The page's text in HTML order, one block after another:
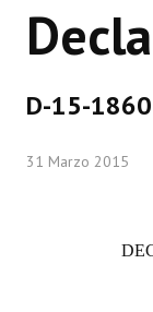
CONCEJO
D-15-1860
31 Marzo 2015